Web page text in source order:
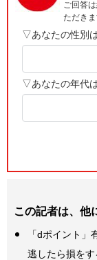
この記者は、他
「dポイント
逃したら損を